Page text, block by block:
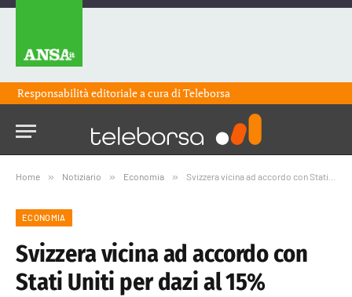
Responsabilità editoriale a cura diTeleborsa
Home » Notiziario » Economia » Svizzera vicina ad accordo con Stati Uniti per dazi al 15%
ECONOMIA
Svizzera vicina ad accordo con
Stati Uniti per dazi al 15%